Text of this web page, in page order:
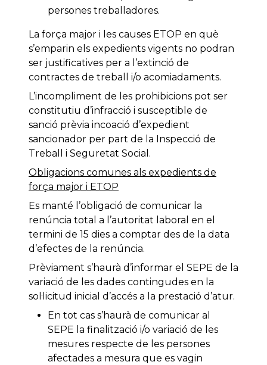
persones treballadores.
La força major i les causes ETOP en què
s’emparin els expedients vigents no podran
ser justificatives per a l’extinció de
contractes de treball i/o acomiadaments.
L’incompliment de les prohibicions pot ser
constitutiu d’infracció i susceptible de
sanció prèvia incoació d’expedient
sancionador per part de la Inspecció de
Treball i Seguretat Social.
Obligacions comunes als expedients de
força major i ETOP
Es manté l’obligació de comunicar la
renúncia total a l’autoritat laboral en el
termini de 15 dies a comptar des de la data
d’efectes de la renúncia.
Prèviament s’haurà d’informar el SEPE de la
variació de les dades contingudes en la
sol·licitud inicial d’accés a la prestació d’atur.
En tot cas s’haurà de comunicar al
SEPE la finalització i/o variació de les
mesures respecte de les persones
afectades a mesura que es vagin